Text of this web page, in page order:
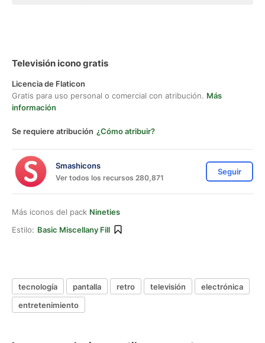
Televisión icono gratis
Licencia de Flaticon
Gratis para uso personal o comercial con atribución. Más
información
Se requiere atribución ¿Cómo atribuir?
Smashicons
Ver todos los recursos 280,871
Seguir
Más iconos del pack Nineties
Estilo: Basic Miscellany Fill
tecnología pantalla retro televisión
electrónica
entretenimiento